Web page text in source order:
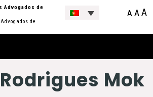
Advogados de
de
A AA
Mok